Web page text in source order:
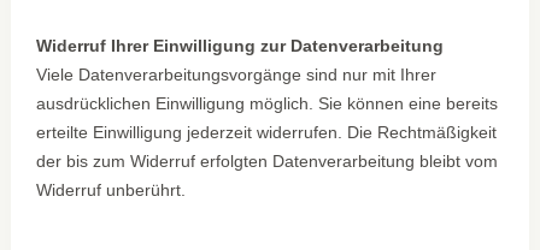
Widerruf Ihrer Einwilligung zur Datenverarbeitung
Viele Datenverarbeitungsvorgänge sind nur mit Ihrer
ausdrücklichen Einwilligung möglich. Sie können eine bereits
erteilte Einwilligung jederzeit widerrufen. Die Rechtmäßigkeit
der bis zum Widerruf erfolgten Datenverarbeitung bleibt vom
Widerruf unberührt.